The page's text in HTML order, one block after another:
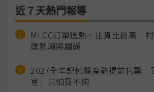
近７天熱門報導
MLCC訂單過熱、出貨比創高
建熱潮將趨緩
2027全年記憶體產能提前售罄
宣」只怕買不夠